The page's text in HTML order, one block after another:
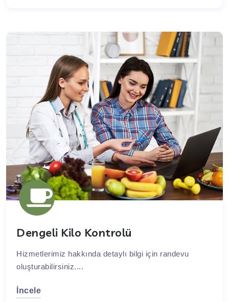
Dengeli Kilo Kontrolü
Hizmetlerimiz hakkında detaylı bilgi için randevu
oluşturabilirsiniz....
İncele